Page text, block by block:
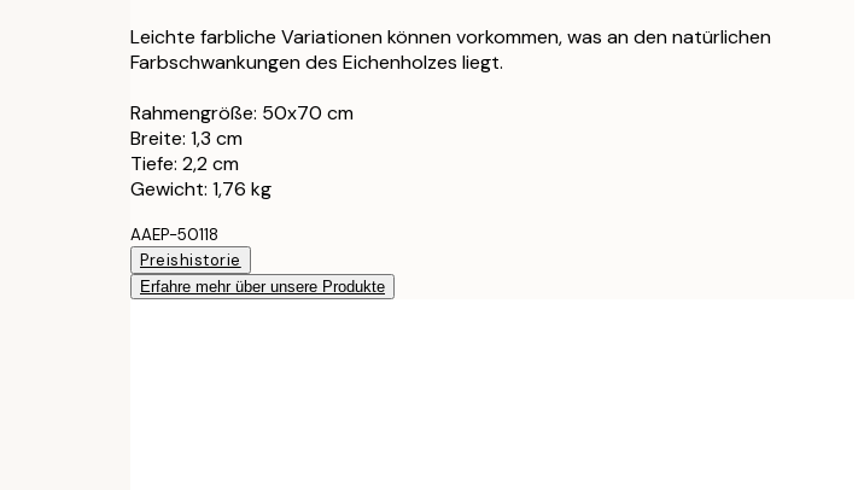
Leichte farbliche Variationen können vorkommen, was an den natürlichen
Farbschwankungen des Eichenholzes liegt.
Rahmengröße: 50x70 cm
Breite: 1,3 cm
Tiefe: 2,2 cm
Gewicht: 1,76 kg
AAEP-50118
Preishistorie
Erfahre mehr über unsere Produkte